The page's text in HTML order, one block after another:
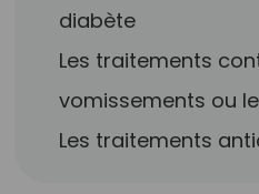
diabète
Les traitements
vomissements ou
Les traitements